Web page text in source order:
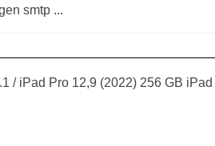
smtp ...
/ iPad Pro 12,9 (2022) 256 GB iPad